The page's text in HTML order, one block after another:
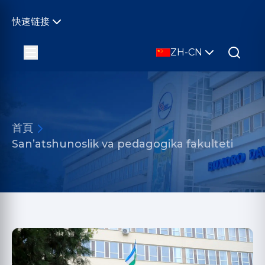
快速链接
ZH-CN
首頁
San’atshunoslik va pedagogika fakulteti